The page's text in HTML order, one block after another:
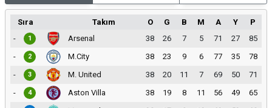
Sıra Takım O G B M A Y
P
-
1 Arsenal 38 26 7 5 71 27
85
-
2 M.City 38 23 9 6 77 35
78
-
3 M. United 38 20 11 7 69 50
71
-
4 Aston Villa 38 19 8 11 56 49
65